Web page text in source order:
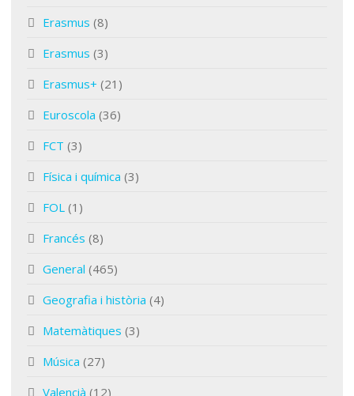
Erasmus (8)
Erasmus (3)
Erasmus+ (21)
Euroscola (36)
FCT (3)
Física i química (3)
FOL (1)
Francés (8)
General (465)
Geografia i història (4)
Matemàtiques (3)
Música (27)
Valencià (12)